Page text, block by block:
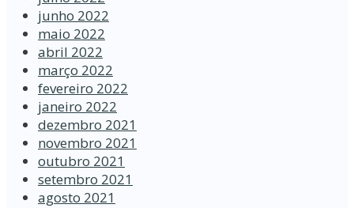
junho 2022
maio 2022
abril 2022
março 2022
fevereiro 2022
janeiro 2022
dezembro 2021
novembro 2021
outubro 2021
setembro 2021
agosto 2021